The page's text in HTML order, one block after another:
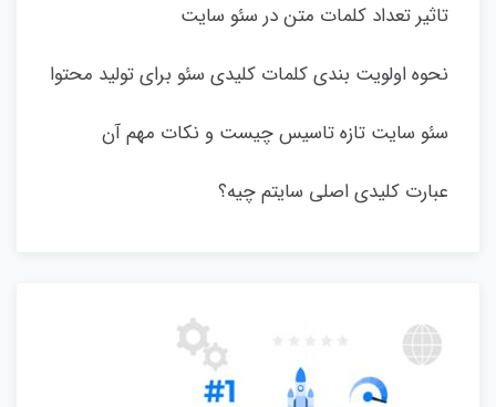
تاثیر تعداد کلمات متن در سئو سایت
نحوه اولویت بندی کلمات کلیدی سئو برای تولید محتوا
سئو سایت تازه تاسیس چیست و نکات مهم آن
عبارت کلیدی اصلی سایتم چیه؟